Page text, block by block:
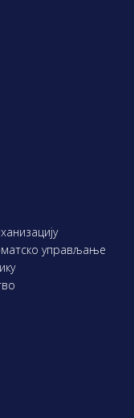
управљање